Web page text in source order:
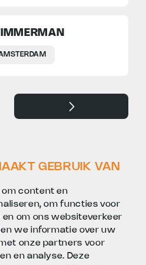
GEBRUIK VAN
om content en
om functies voor
om ons websiteverkeer
we informatie over uw
onze partners voor
en analyse. Deze
ALS
mogelijkheid om aan